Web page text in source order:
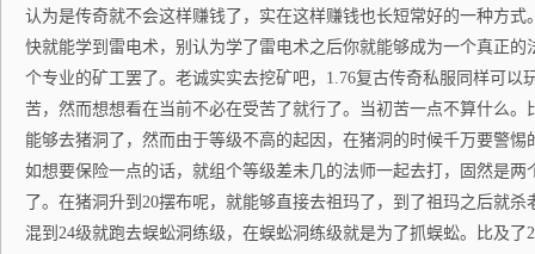
认为是传奇就不会这样赚钱了，实在这样赚钱也长短常好的一种方
快就能学到雷电术，别认为学了雷电术之后你就能够成为一个真正
个专业的矿工罢了。老诚实实去挖矿吧，1.76复古传奇私服同样可以
苦，然而想想看在当前不必在受苦了就行了。当初苦一点不算什么
能够去猪洞了，然而由于等级不高的起因，在猪洞的时候千万要警
如想要保险一点的话，就组个等级差未几的法师一起去打，固然是两
了。在猪洞升到20摆布呢，就能够直接去祖玛了，到了祖玛之后就
混到24级就跑去蜈蚣洞练级，在蜈蚣洞练级就是为了抓蜈蚣。比及